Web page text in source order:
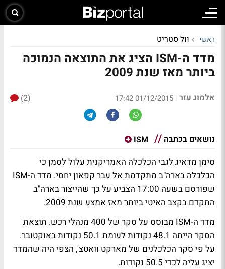
ראשי וול סטריט
מדד ה-ISM הציג את התוצאה הנמוכה
ביותר מאז שנת 2009
אלמוג עזר |
01/12/2015 17:42
(2)
נושאים בכתבה ISM
סימן מדאיג לגבי הכלכלה האמריקנית עלול לסמן כי
הכלכלה בארה"ב מתקדמת אל עבר קפאון יחסי. מדד ה-ISM
שפורסם בשעה 17:00 הצביע על כך שהייצור בארה"ב
התקדם בקצב האיטי ביותר מאז אמצע שנת 2009.
מדד ה-ISM מבוסס על סקר של 400 מנהלי רכש. תוצאת
הסקר הייתה 48.1 נקודות לעומת 50.1 נקודות באוקטובר.
על פי סקר הכלכלנים של מארקט וואטצ', הצפי היה שהמדד
יציג עליה לכדי 50.5 נקודות.